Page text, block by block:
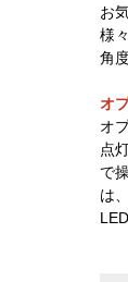
お
様々
角
オ
オ
点
で
は